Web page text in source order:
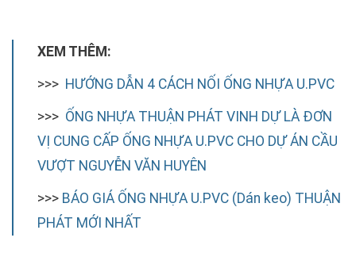
XEM THÊM:
>>> HƯỚNG DẪN 4 CÁCH NỐI ỐNG NHỰA U.PVC
>>> ỐNG NHỰA THUẬN PHÁT VINH DỰ LÀ ĐƠN
VỊ CUNG CẤP ỐNG NHỰA U.PVC CHO DỰ ÁN CẦU
VƯỢT NGUYỄN VĂN HUYÊN
>>> BÁO GIÁ ỐNG NHỰA U.PVC (Dán keo) THUẬN
PHÁT MỚI NHẤT